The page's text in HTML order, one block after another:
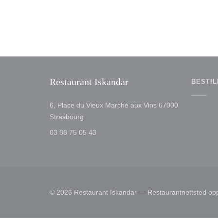
Restaurant Iskandar
6, Place du Vieux Marché aux Vins 67000
Strasbourg
03 88 75 05 43
© 2026 Restaurant Iskandar — Restaurantnettsted